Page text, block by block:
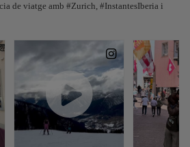
de viatge amb #Zurich, #InstantesIberia i